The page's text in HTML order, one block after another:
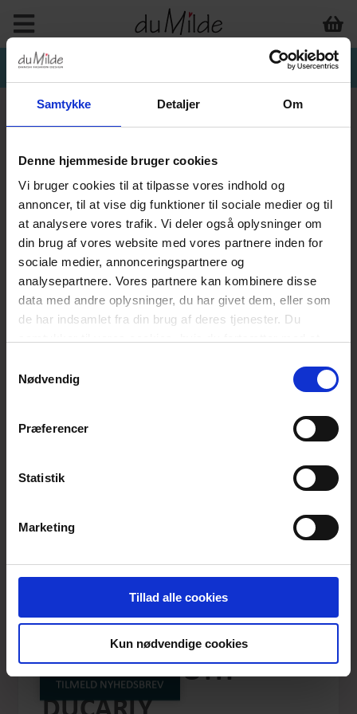
Samtykke Detaljer Om
Denne hjemmeside bruger cookies
Vi bruger cookies til at tilpasse vores indhold og
annoncer, til at vise dig funktioner til sociale medier og til
at analysere vores trafik. Vi deler også oplysninger om
din brug af vores website med vores partnere inden for
sociale medier, annonceringspartnere og
analysepartnere. Vores partnere kan kombinere disse
data med andre oplysninger, du har givet dem, eller som
de har indsamlet fra din brug af deres tjenester. Du
Nødvendig
Præferencer
Statistik
Marketing
Tillad alle cookies
Kun nødvendige cookies
MY PINK
HOUNDSTOOTH
DUCARLY
TILMELD NYHEDSBREV